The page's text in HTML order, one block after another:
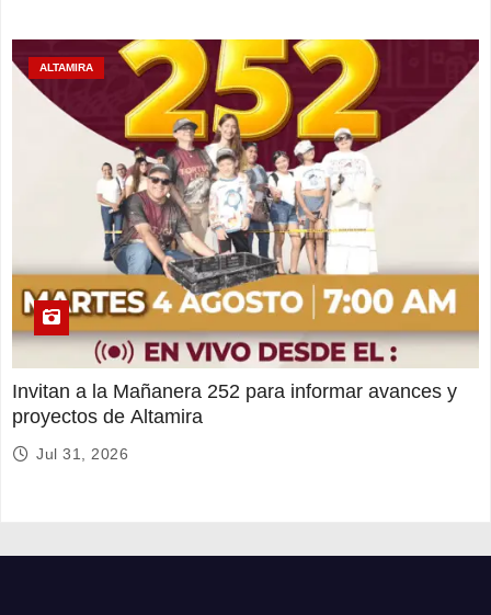
ALTAMIRA
Invitan a la Mañanera 252 para informar avances y
proyectos de Altamira
Jul 31, 2026